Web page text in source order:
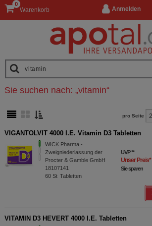
Anmelden
Warenkorb
0
Sie suchen nach: „vitamin“
pro Seite
VIGANTOLVIT 4000 I.E. Vitamin D3 Tabletten
WICK Pharma -
Zweigniederlassung der
Procter & Gamble GmbH
18107141
60 St Tabletten
UVP**
Unser Preis*
Sie sparen
VITAMIN D3 HEVERT 4000 I.E. Tabletten